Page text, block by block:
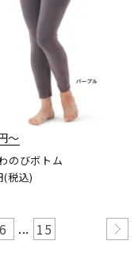
〜
のびボトム
(税込)
6 ... 15